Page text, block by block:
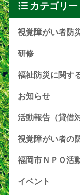
カテゴリー
視覚障がい者防
研修
福祉防災に関す
お知らせ
活動報告（貸借
視覚障がい者の
福岡市ＮＰＯ活
イベント